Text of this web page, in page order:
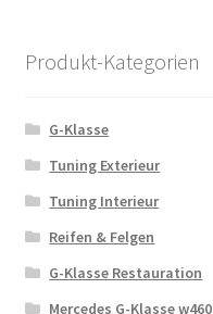
Produkt-Kategorien
G-Klasse
Tuning Exterieur
Tuning Interieur
Reifen & Felgen
G-Klasse Restauration
Mercedes G-Klasse w460